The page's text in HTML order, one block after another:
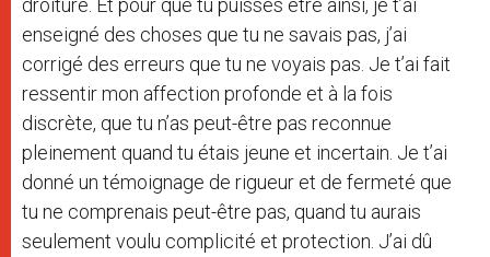
droiture. Et pour que tu puisses être ainsi, je t’ai
enseigné des choses que tu ne savais pas, j’ai
corrigé des erreurs que tu ne voyais pas. Je t’ai fait
ressentir mon affection profonde et à la fois
discrète, que tu n’as peut-être pas reconnue
pleinement quand tu étais jeune et incertain. Je t’ai
donné un témoignage de rigueur et de fermeté que
tu ne comprenais peut-être pas, quand tu aurais
seulement voulu complicité et protection. J’ai dû